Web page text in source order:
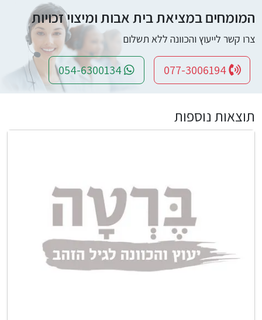
המומחים במציאת בית אבות ומיצוי זכויות
צרו קשר לייעוץ והכוונה ללא תשלום
תוצאות נוספות